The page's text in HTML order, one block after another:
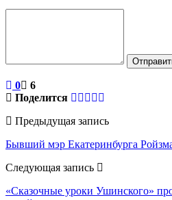
0
6
Поделится
Предыдущая запись
Бывший мэр Екатеринбурга
Следующая запись
«Сказочные уроки Ушинского»